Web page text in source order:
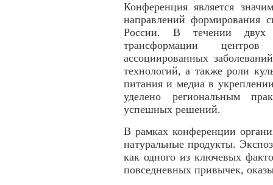
Конференция является
направлений формирования
России. В течении двух
трансформации
ассоциированных
технологий, а также роли
питания и медиа в
уделено региональным
успешных решений.
В рамках конференции
натуральные продукты.
как одного из ключевых
повседневных привычек,